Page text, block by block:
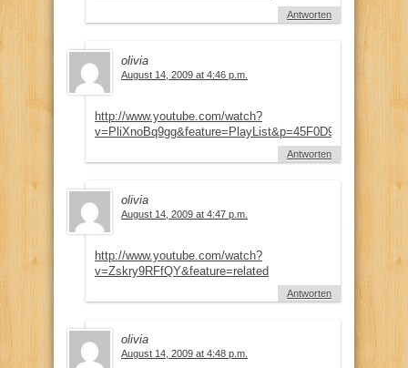
Antworten
olivia
August 14, 2009 at 4:46 p.m.
http://www.youtube.com/watch?
Antworten
olivia
August 14, 2009 at 4:47 p.m.
http://www.youtube.com/watch?
v=Zskry9RFfQY&feature=related
Antworten
olivia
August 14, 2009 at 4:48 p.m.